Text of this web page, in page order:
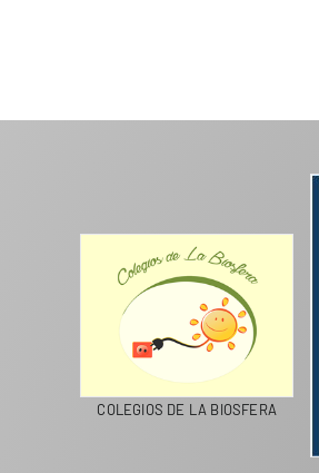
COLEGIOS DE LA BIOSFERA